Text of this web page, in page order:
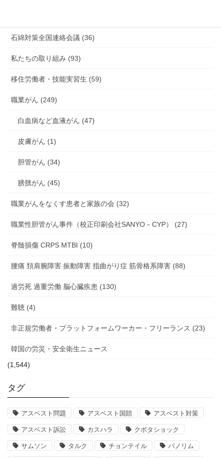
石綿対策全国連絡会議 (36)
私たちの取り組み (93)
移住労働者・技能実習生 (59)
職業がん (249)
白血病など血液がん (47)
皮膚がん (1)
胆管がん (34)
膀胱がん (45)
職業がんをなくす患者と家族の会 (32)
職業性胆管がん事件（校正印刷会社SANYO－CYP） (27)
脊髄損傷 CRPS MTBI (10)
腰痛 頚肩腕障害 振動障害 指曲がり症 筋骨格系障害 (88)
過労死 過重労働 脳心臓疾患 (130)
難聴 (4)
非正規労働者・プラットフォームワーカー・フリーランス (23)
韓国の労災・安全衛生ニュース
(1,544)
タグ
アスベスト問題 アスベスト国賠 アスベスト対策
アスベスト訴訟 カスハラ クボタショック
サムソン タルク チョンテイル パノリム